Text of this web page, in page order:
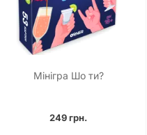
Мінігра Шо ти?
249 грн.